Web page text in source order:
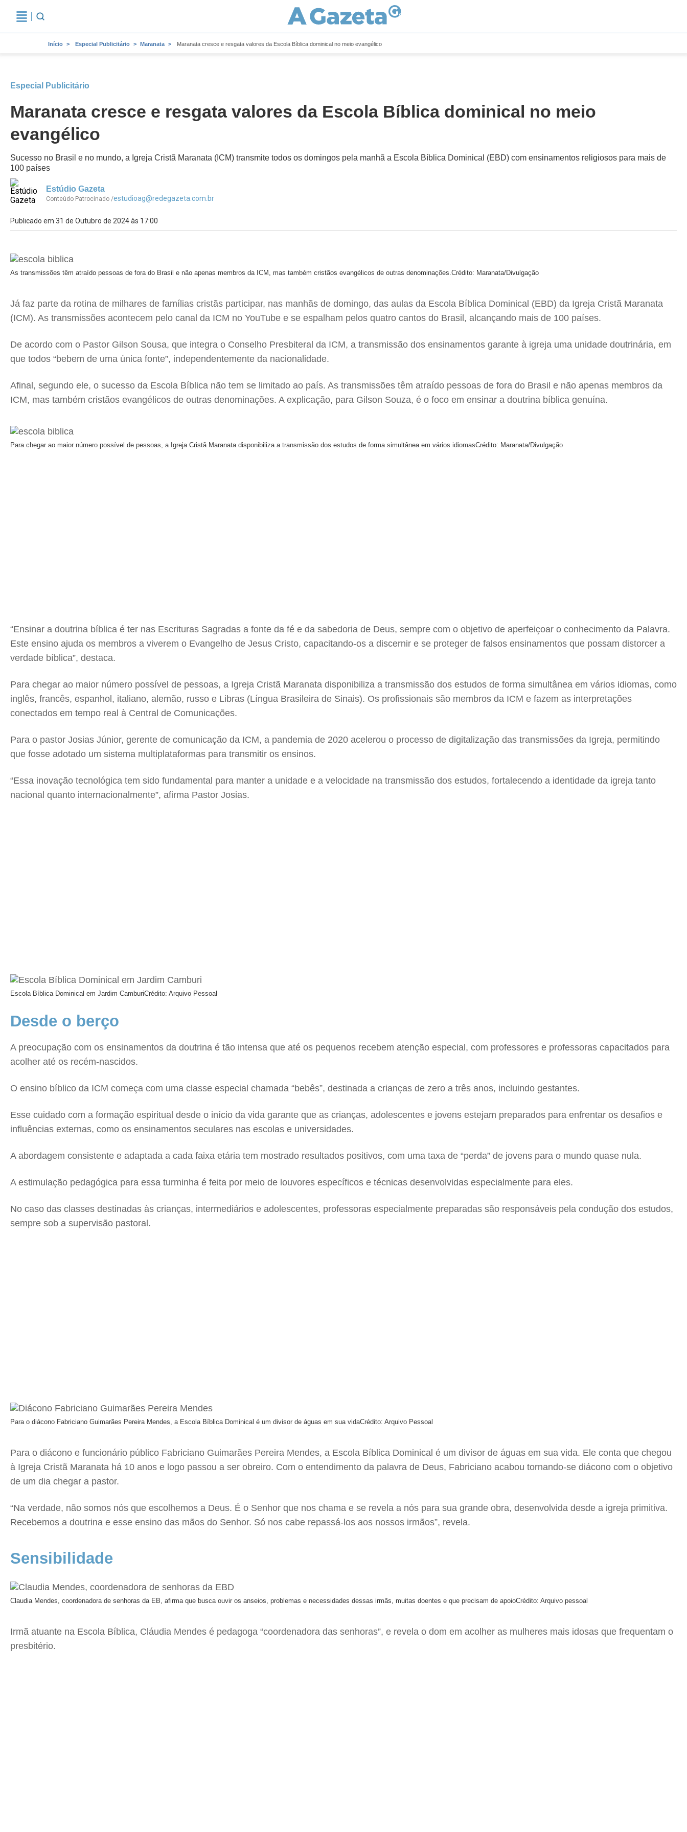
Início Especial Publicitário Maranata Maranata cresce e resgata valores da Escola Bíblica dominical no meio evangélico
Especial Publicitário
Maranata cresce e resgata valores da Escola Bíblica dominical no meio
evangélico
Sucesso no Brasil e no mundo, a Igreja Cristã Maranata (ICM) transmite todos os domingos pela manhã a Escola Bíblica Dominical (EBD) com ensinamentos religiosos para mais de
100 países
Estúdio Gazeta
Conteúdo Patrocinado /estudioag@redegazeta.com.br
Publicado em 31 de Outubro de 2024 às 17:00
As transmissões têm atraído pessoas de fora do Brasil e não apenas membros da ICM, mas também cristãos evangélicos de outras denominações.Crédito: Maranata/Divulgação
Já faz parte da rotina de milhares de famílias cristãs participar, nas manhãs de domingo, das aulas da Escola Bíblica Dominical (EBD) da Igreja Cristã Maranata
(ICM). As transmissões acontecem pelo canal da ICM no YouTube e se espalham pelos quatro cantos do Brasil, alcançando mais de 100 países.
De acordo com o Pastor Gilson Sousa, que integra o Conselho Presbiteral da ICM, a transmissão dos ensinamentos garante à igreja uma unidade doutrinária, em
que todos “bebem de uma única fonte”, independentemente da nacionalidade.
Afinal, segundo ele, o sucesso da Escola Bíblica não tem se limitado ao país. As transmissões têm atraído pessoas de fora do Brasil e não apenas membros da
ICM, mas também cristãos evangélicos de outras denominações. A explicação, para Gilson Souza, é o foco em ensinar a doutrina bíblica genuína.
Para chegar ao maior número possível de pessoas, a Igreja Cristã Maranata disponibiliza a transmissão dos estudos de forma simultânea em vários idiomasCrédito: Maranata/Divulgação
“Ensinar a doutrina bíblica é ter nas Escrituras Sagradas a fonte da fé e da sabedoria de Deus, sempre com o objetivo de aperfeiçoar o conhecimento da Palavra.
Este ensino ajuda os membros a viverem o Evangelho de Jesus Cristo, capacitando-os a discernir e se proteger de falsos ensinamentos que possam distorcer a
verdade bíblica”, destaca.
Para chegar ao maior número possível de pessoas, a Igreja Cristã Maranata disponibiliza a transmissão dos estudos de forma simultânea em vários idiomas, como
inglês, francês, espanhol, italiano, alemão, russo e Libras (Língua Brasileira de Sinais). Os profissionais são membros da ICM e fazem as interpretações
conectados em tempo real à Central de Comunicações.
Para o pastor Josias Júnior, gerente de comunicação da ICM, a pandemia de 2020 acelerou o processo de digitalização das transmissões da Igreja, permitindo
que fosse adotado um sistema multiplataformas para transmitir os ensinos.
“Essa inovação tecnológica tem sido fundamental para manter a unidade e a velocidade na transmissão dos estudos, fortalecendo a identidade da igreja tanto
nacional quanto internacionalmente”, afirma Pastor Josias.
Escola Bíblica Dominical em Jardim CamburiCrédito: Arquivo Pessoal
Desde o berço
A preocupação com os ensinamentos da doutrina é tão intensa que até os pequenos recebem atenção especial, com professores e professoras capacitados para
acolher até os recém-nascidos.
O ensino bíblico da ICM começa com uma classe especial chamada “bebês”, destinada a crianças de zero a três anos, incluindo gestantes.
Esse cuidado com a formação espiritual desde o início da vida garante que as crianças, adolescentes e jovens estejam preparados para enfrentar os desafios e
influências externas, como os ensinamentos seculares nas escolas e universidades.
A abordagem consistente e adaptada a cada faixa etária tem mostrado resultados positivos, com uma taxa de “perda” de jovens para o mundo quase nula.
A estimulação pedagógica para essa turminha é feita por meio de louvores específicos e técnicas desenvolvidas especialmente para eles.
No caso das classes destinadas às crianças, intermediários e adolescentes, professoras especialmente preparadas são responsáveis pela condução dos estudos,
sempre sob a supervisão pastoral.
Para o diácono Fabriciano Guimarães Pereira Mendes, a Escola Bíblica Dominical é um divisor de águas em sua vidaCrédito: Arquivo Pessoal
Para o diácono e funcionário público Fabriciano Guimarães Pereira Mendes, a Escola Bíblica Dominical é um divisor de águas em sua vida. Ele conta que chegou
à Igreja Cristã Maranata há 10 anos e logo passou a ser obreiro. Com o entendimento da palavra de Deus, Fabriciano acabou tornando-se diácono com o objetivo
de um dia chegar a pastor.
“Na verdade, não somos nós que escolhemos a Deus. É o Senhor que nos chama e se revela a nós para sua grande obra, desenvolvida desde a igreja primitiva.
Recebemos a doutrina e esse ensino das mãos do Senhor. Só nos cabe repassá-los aos nossos irmãos”, revela.
Sensibilidade
Claudia Mendes, coordenadora de senhoras da EB, afirma que busca ouvir os anseios, problemas e necessidades dessas irmãs, muitas doentes e que precisam de apoioCrédito: Arquivo pessoal
Irmã atuante na Escola Bíblica, Cláudia Mendes é pedagoga “coordenadora das senhoras”, e revela o dom em acolher as mulheres mais idosas que frequentam o
presbitério.